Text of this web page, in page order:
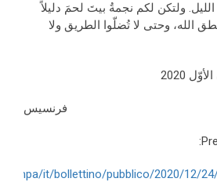
ولتكن لكم نجمةُ بيتَ لحمَ دليلاً
الله، وحتى لا تُضلّوا الطريق ولا
فرنسيس
it/bollettino/pubblico/2020/12/